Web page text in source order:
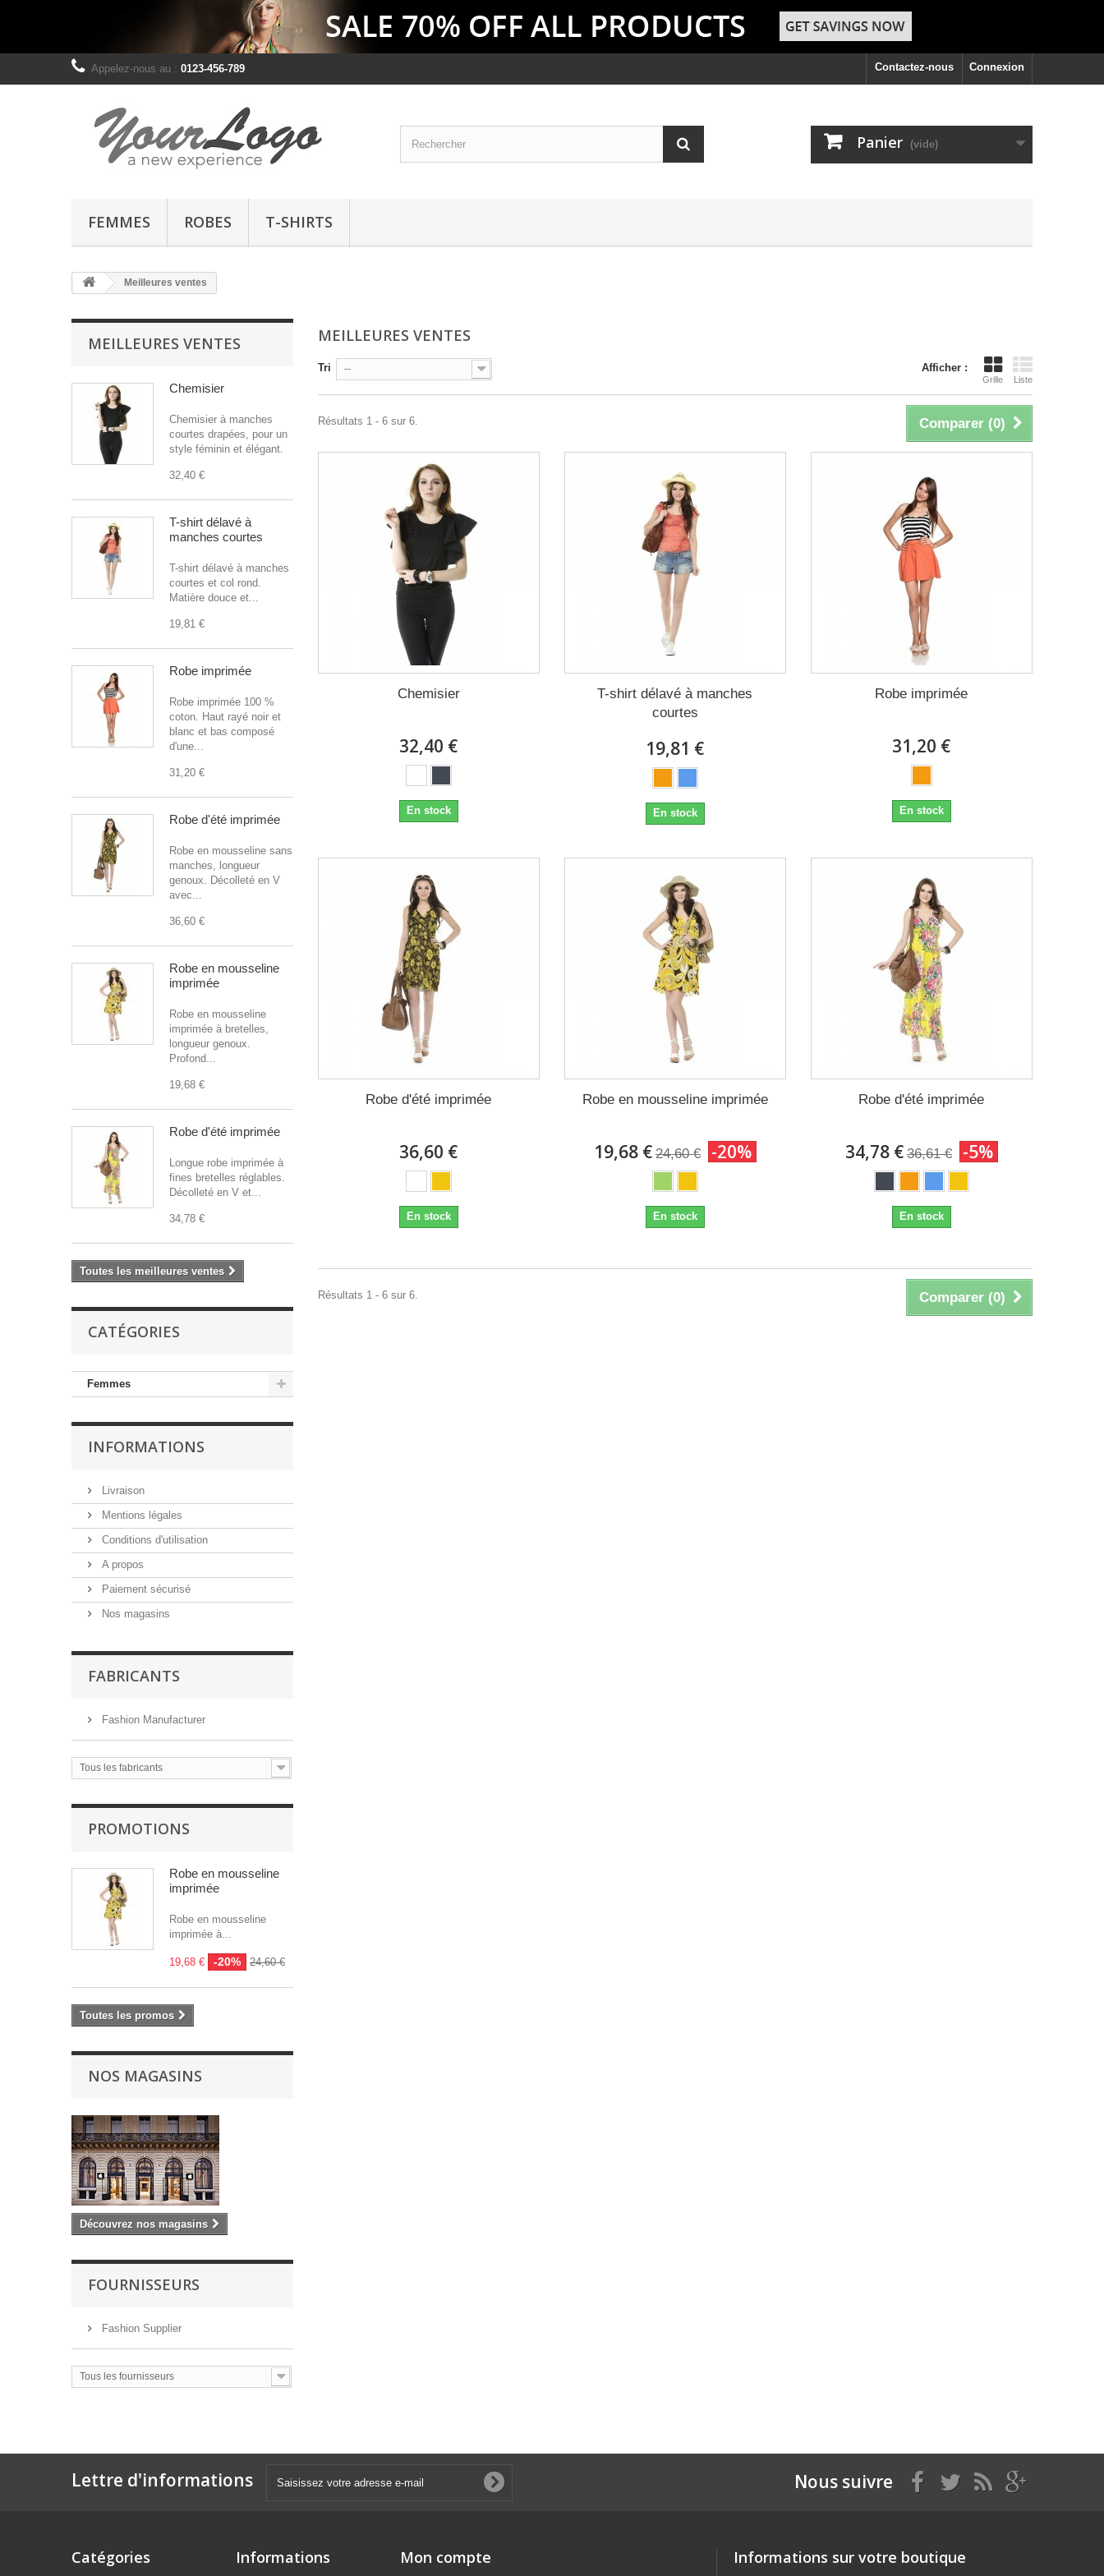
Connexion
Contactez-nous
Appelez-nous au : 0123-456-789
Panier (vide)
FEMMES ROBES T-SHIRTS
Meilleures ventes
MEILLEURES VENTES
Chemisier
Chemisier à manches
courtes drapées, pour un
style féminin et élégant.
32,40 €
T-shirt délavé à
manches courtes
T-shirt délavé à manches
courtes et col rond.
Matière douce et...
19,81 €
Robe imprimée
Robe imprimée 100 %
coton. Haut rayé noir et
blanc et bas composé
d'une...
31,20 €
Robe d'été imprimée
Robe en mousseline sans
manches, longueur
genoux. Décolleté en V
avec...
36,60 €
Robe en mousseline
imprimée
Robe en mousseline
imprimée à bretelles,
longueur genoux.
Profond...
19,68 €
Robe d'été imprimée
Longue robe imprimée à
fines bretelles réglables.
Décolleté en V et...
34,78 €
Toutes les meilleures ventes
CATÉGORIES
Femmes
INFORMATIONS
Livraison
Mentions légales
Conditions d'utilisation
A propos
Paiement sécurisé
Nos magasins
FABRICANTS
Fashion Manufacturer
Tous les fabricants
PROMOTIONS
Robe en mousseline
imprimée
Robe en mousseline
imprimée à...
19,68 € -20% 24,60 €
Toutes les promos
NOS MAGASINS
Découvrez nos magasins
FOURNISSEURS
Fashion Supplier
Tous les fournisseurs
MEILLEURES VENTES
Afficher :
Grille Liste
Tri --
Comparer (0)
Résultats 1 - 6 sur 6.
Chemisier
32,40 €
En stock
T-shirt délavé à manches
courtes
19,81 €
En stock
Robe imprimée
31,20 €
En stock
Robe d'été imprimée
36,60 €
En stock
Robe en mousseline imprimée
19,68 € 24,60 € -20%
En stock
Robe d'été imprimée
34,78 € 36,61 € -5%
En stock
Comparer (0)
Résultats 1 - 6 sur 6.
Lettre d'informations Nous suivre
Catégories Informations Mon compte Informations sur votre boutique